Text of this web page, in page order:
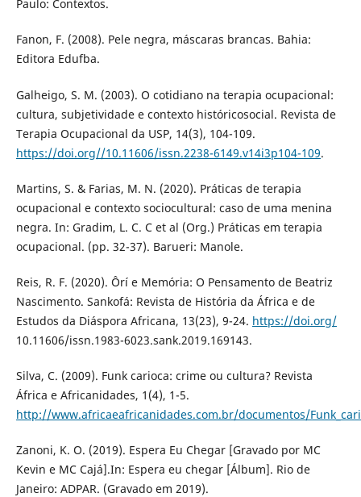
Paulo: Contextos.
Fanon, F. (2008). Pele negra, máscaras brancas. Bahia:
Editora Edufba.
Galheigo, S. M. (2003). O cotidiano na terapia ocupacional:
cultura, subjetividade e contexto históricosocial. Revista de
Terapia Ocupacional da USP, 14(3), 104-109.
https://doi.org//10.11606/issn.2238-6149.v14i3p104-109.
Martins, S. & Farias, M. N. (2020). Práticas de terapia
ocupacional e contexto sociocultural: caso de uma menina
negra. In: Gradim, L. C. C et al (Org.) Práticas em terapia
ocupacional. (pp. 32-37). Barueri: Manole.
Reis, R. F. (2020). Ôrí e Memória: O Pensamento de Beatriz
Nascimento. Sankofá: Revista de História da África e de
Estudos da Diáspora Africana, 13(23), 9-24. https://doi.org/
10.11606/issn.1983-6023.sank.2019.169143.
Silva, C. (2009). Funk carioca: crime ou cultura? Revista
África e Africanidades, 1(4), 1-5.
http://www.africaeafricanidades.com.br/documentos/
Zanoni, K. O. (2019). Espera Eu Chegar [Gravado por MC
Kevin e MC Cajá].In: Espera eu chegar [Álbum]. Rio de
Janeiro: ADPAR. (Gravado em 2019).